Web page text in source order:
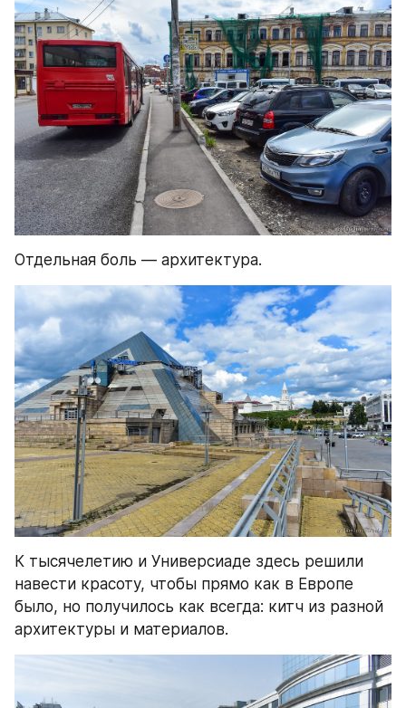
Отдельная боль — архитектура.
К тысячелетию и Универсиаде здесь решили
навести красоту, чтобы прямо как в Европе
было, но получилось как всегда: китч из разной
архитектуры и материалов.